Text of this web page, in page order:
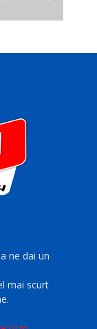
ne dai un
mai scurt